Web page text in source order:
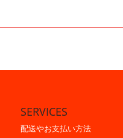
SERVICES
配送やお支払い方法